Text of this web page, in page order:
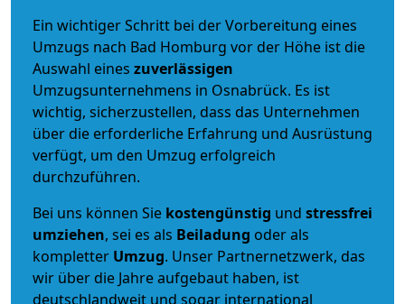
Ein wichtiger Schritt bei der Vorbereitung eines
Umzugs nach Bad Homburg vor der Höhe ist die
Auswahl eines zuverlässigen
Umzugsunternehmens in Osnabrück. Es ist
wichtig, sicherzustellen, dass das Unternehmen
über die erforderliche Erfahrung und Ausrüstung
verfügt, um den Umzug erfolgreich
durchzuführen.
Bei uns können Sie kostengünstig und stressfrei
umziehen, sei es als Beiladung oder als
kompletter Umzug. Unser Partnernetzwerk, das
wir über die Jahre aufgebaut haben, ist
deutschlandweit und sogar international